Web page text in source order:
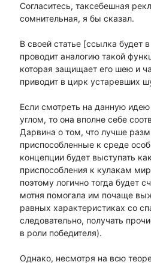
Согласитесь, таксебешная
сомнительная, я бы сказал.
В своей статье [ссылка будет
проводит аналогию такой
которая защищает его шею и
приводит в цирк устаревших
Если смотреть на данную
углом, то она вполне себе
Дарвина о том, что лучше
приспособленные к среде
концепции будет выступать
приспособления к кулакам
поэтому логично тогда будет
мотня помогала им почаще
равных характеристиках со
следовательно, получать
в роли победителя).
Однако, несмотря на всю